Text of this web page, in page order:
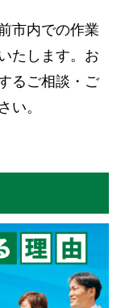
市内での作業
たします。お
るご相談・ご
い。